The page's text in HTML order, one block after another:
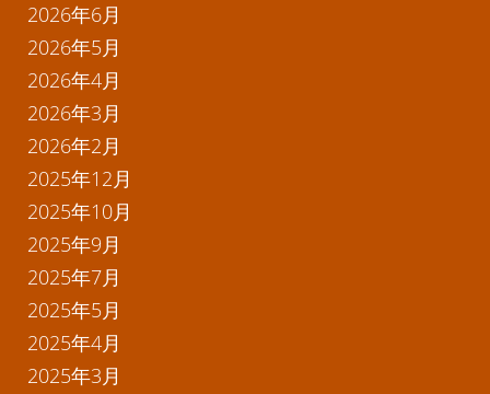
2026年6月
2026年5月
2026年4月
2026年3月
2026年2月
2025年12月
2025年10月
2025年9月
2025年7月
2025年5月
2025年4月
2025年3月